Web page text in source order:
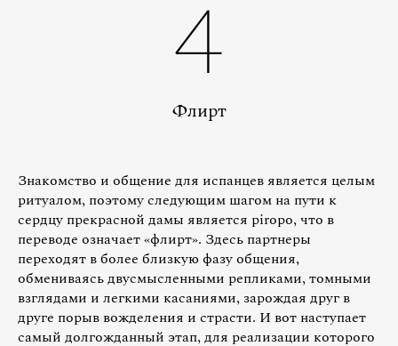
4
Флирт
Знакомство и общение для испанцев является целым
ритуалом, поэтому следующим шагом на пути к
сердцу прекрасной дамы является piropo, что в
переводе означает «флирт». Здесь партнеры
переходят в более близкую фазу общения,
обмениваясь двусмысленными репликами, томными
взглядами и легкими касаниями, зарождая друг в
друге порыв вожделения и страсти. И вот наступает
самый долгожданный этап, для реализации которого